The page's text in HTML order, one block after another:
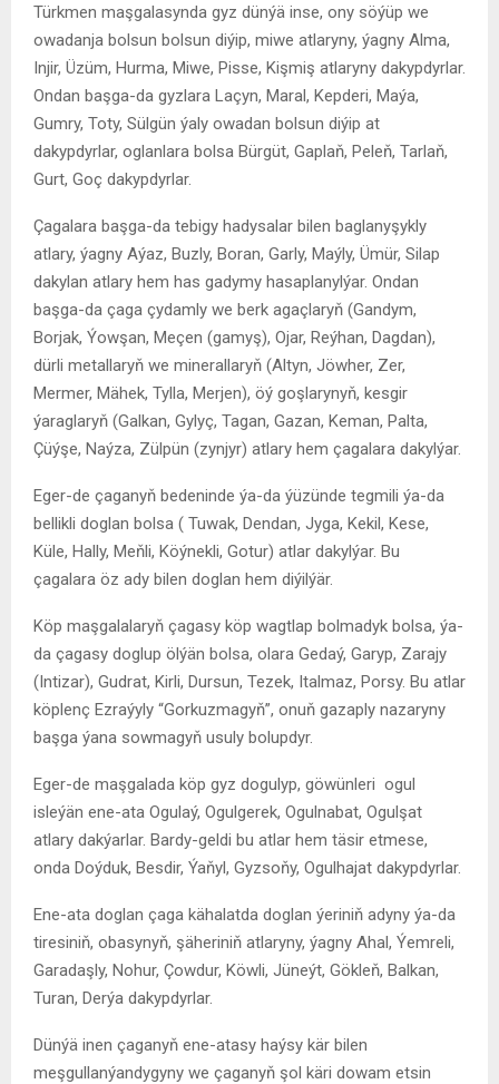
Türkmen maşgalasynda gyz dünýä inse, ony söýüp we
owadanja bolsun bolsun diýip, miwe atlaryny, ýagny Alma,
Injir, Üzüm, Hurma, Miwe, Pisse, Kişmiş atlaryny dakypdyrlar.
Ondan başga-da gyzlara Laçyn, Maral, Kepderi, Maýa,
Gumry, Toty, Sülgün ýaly owadan bolsun diýip at
dakypdyrlar, oglanlara bolsa Bürgüt, Gaplaň, Peleň, Tarlaň,
Gurt, Goç dakypdyrlar.
Çagalara başga-da tebigy hadysalar bilen baglanyşykly
atlary, ýagny Aýaz, Buzly, Boran, Garly, Maýly, Ümür, Silap
dakylan atlary hem has gadymy hasaplanylýar. Ondan
başga-da çaga çydamly we berk agaçlaryň (Gandym,
Borjak, Ýowşan, Meçen (gamyş), Ojar, Reýhan, Dagdan),
dürli metallaryň we minerallaryň (Altyn, Jöwher, Zer,
Mermer, Mähek, Tylla, Merjen), öý goşlarynyň, kesgir
ýaraglaryň (Galkan, Gylyç, Tagan, Gazan, Keman, Palta,
Çüýşe, Naýza, Zülpün (zynjyr) atlary hem çagalara dakylýar.
Eger-de çaganyň bedeninde ýa-da ýüzünde tegmili ýa-da
bellikli doglan bolsa ( Tuwak, Dendan, Jyga, Kekil, Kese,
Küle, Hally, Meňli, Köýnekli, Gotur) atlar dakylýar. Bu
çagalara öz ady bilen doglan hem diýilýär.
Köp maşgalalaryň çagasy köp wagtlap bolmadyk bolsa, ýa-
da çagasy doglup ölýän bolsa, olara Gedaý, Garyp, Zarajy
(Intizar), Gudrat, Kirli, Dursun, Tezek, Italmaz, Porsy. Bu atlar
köplenç Ezraýyly “Gorkuzmagyň”, onuň gazaply nazaryny
başga ýana sowmagyň usuly bolupdyr.
Eger-de maşgalada köp gyz dogulyp, göwünleri ogul
isleýän ene-ata Ogulaý, Ogulgerek, Ogulnabat, Ogulşat
atlary dakýarlar. Bardy-geldi bu atlar hem täsir etmese,
onda Doýduk, Besdir, Ýaňyl, Gyzsoňy, Ogulhajat dakypdyrlar.
Ene-ata doglan çaga kähalatda doglan ýeriniň adyny ýa-da
tiresiniň, obasynyň, şäheriniň atlaryny, ýagny Ahal, Ýemreli,
Garadaşly, Nohur, Çowdur, Köwli, Jüneýt, Gökleň, Balkan,
Turan, Derýa dakypdyrlar.
Dünýä inen çaganyň ene-atasy haýsy kär bilen
meşgullanýandygyny we çaganyň şol käri dowam etsin